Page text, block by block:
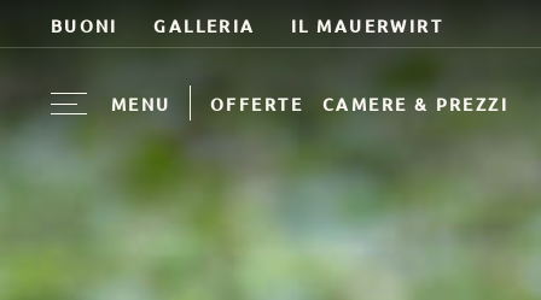
BUONI GALLERIA IL MAUERWIRT
MENU OFFERTE CAMERE & PREZZI